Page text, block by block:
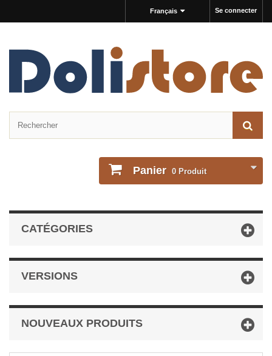
Se connecter
Français
Panier 0 Produit
CATÉGORIES
VERSIONS
NOUVEAUX PRODUITS